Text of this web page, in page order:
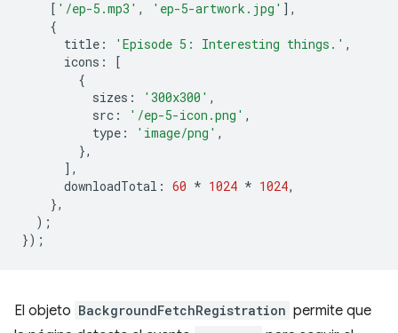
[ '/ep-5.mp3' , 'ep-5-artwork.jpg' ],
{
title : 'Episode 5: Interesting things.' ,
icons :
[
{
sizes : '300x300' ,
src : '/ep-5-icon.png' ,
type : 'image/png' ,
},
],
downloadTotal : 60 * 1024 * 1024,
},
);
});
El objeto BackgroundFetchRegistration permite que